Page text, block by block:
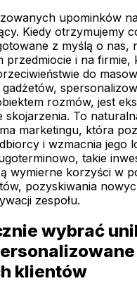
upominków
Kiedy otrzymujemy
z myślą o nas,
przedmiocie i na firmie,
do
rozmów, jest
skojarzenia. To
marketingu, która
i wzmacnia jego
takie
wymierne korzyści w
pozyskiwania
zespołu.
wybrać
klientów